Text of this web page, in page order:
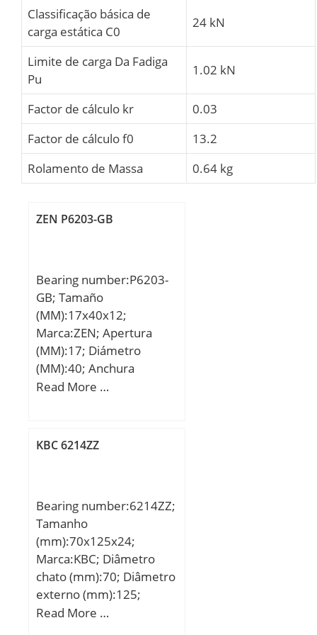
Classificação básica de
carga estática C0
24 kN
Limite de carga Da Fadiga
Pu
1.02 kN
Factor de cálculo kr
0.03
Factor de cálculo f0
13.2
Rolamento de Massa
0.64 kg
ZEN P6203-GB
Bearing number:P6203-
GB; Tamaño
(MM):17x40x12;
Marca:ZEN; Apertura
(MM):17; Diámetro
(MM):40; Anchura
(MM):12; d:17 mm; D:40
Read More …
KBC 6214ZZ
Bearing number:6214ZZ;
Tamanho
(mm):70x125x24;
Marca:KBC; Diâmetro
chato (mm):70; Diâmetro
externo (mm):125;
Largura (mm):24; d:70
Read More …